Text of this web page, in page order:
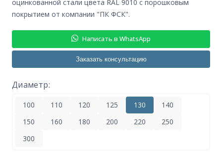
оцинкованной стали цвета RAL 9010 с порошковым
покрытием от компании "ПК ФСК".
Написать в WhatsApp
Заказать консультацию
Диаметр:
100 110 120 125 130
140
150
160 180 200 220
250
300